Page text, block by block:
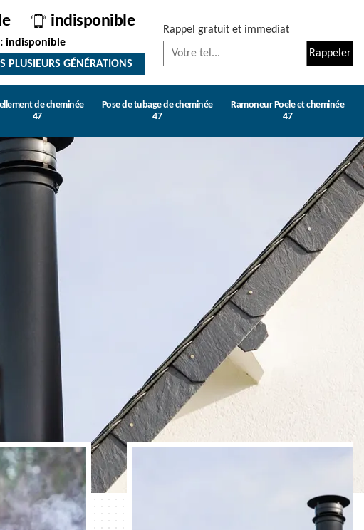
indisponible
indisponible
PLUSIEURS GÉNÉRATIONS
Rappel gratuit et immediat
de cheminée
47
Pose de tubage de cheminée
47
Ramoneur Poele et cheminée
47